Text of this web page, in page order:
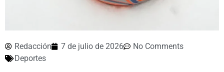
Redacción 7 de julio de 2026
No Comments
Deportes